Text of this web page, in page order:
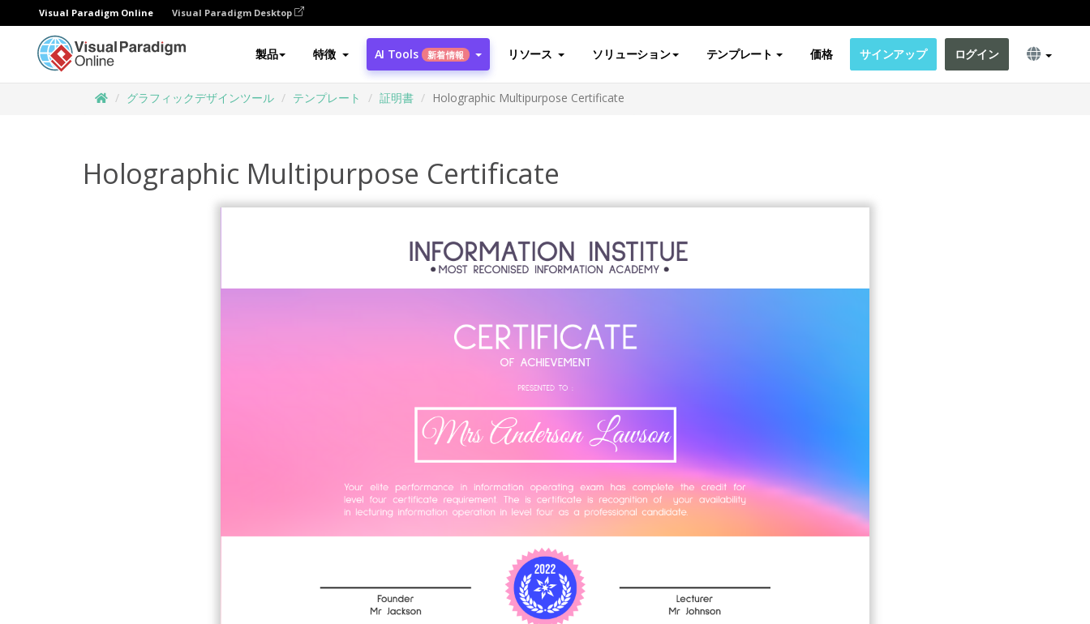
Visual Paradigm Online Visual Paradigm Desktop
製品 特徴 AI Tools 新着情報 リソース ソリューション テンプレート 価格 サインアップ ログイン
グラフィックデザインツール テンプレート 証明書 Holographic Multipurpose Certificate
Holographic Multipurpose Certificate